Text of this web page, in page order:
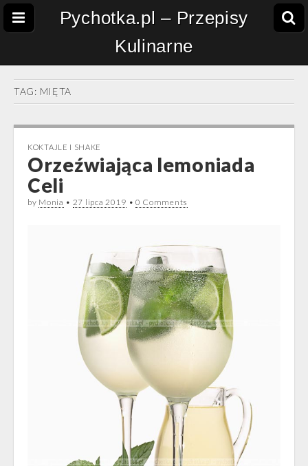
Pychotka.pl – Przepisy
Kulinarne
TAG: MIĘTA
KOKTAJLE I SHAKE
Orzeźwiająca lemoniada
Celi
by Monia • 27 lipca 2019 • 0 Comments